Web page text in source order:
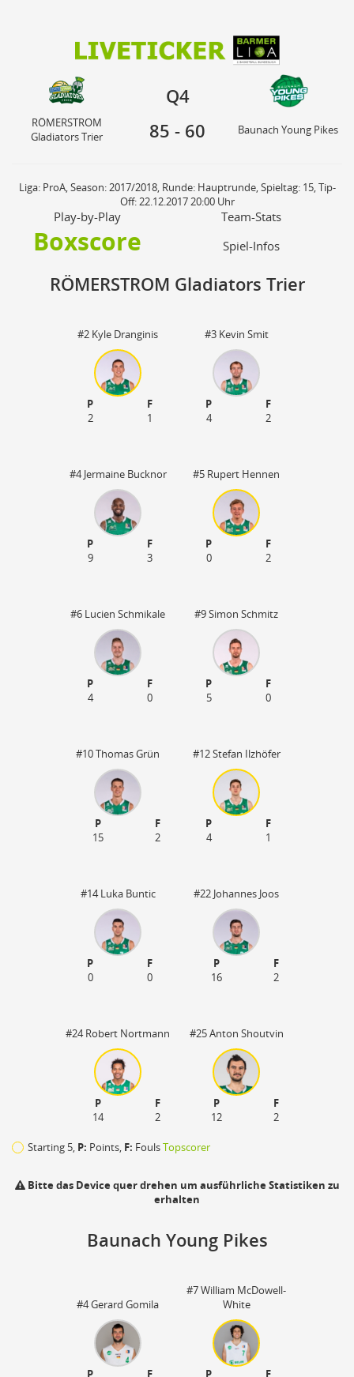
Gladiators Trier
Baunach Young Pikes
Q4
85 - 60
RÖMERSTROM
Gladiators Trier
Baunach Young Pikes
Liga: ProA, Season: 2017/2018, Runde: Hauptrunde, Spieltag: 15, Tip-
Off: 22.12.2017 20:00 Uhr
Play-by-Play Team-Stats
Boxscore Spiel-Infos
RÖMERSTROM Gladiators Trier
#2 Kyle Dranginis
P
F
2
1
#3 Kevin Smit
P
F
4
2
#4 Jermaine Bucknor
P
F
9
3
#5 Rupert Hennen
P
F
0
2
#6 Lucien Schmikale
P
F
4
0
#9 Simon Schmitz
P
F
5
0
#10 Thomas Grün
P
F
15
2
#12 Stefan Ilzhöfer
P
F
4
1
#14 Luka Buntic
P
F
0
0
#22 Johannes Joos
P
F
16
2
#24 Robert Nortmann
P
F
14
2
#25 Anton Shoutvin
P
F
12
2
Starting 5, P: Points, F: FoulsTopscorer
Bitte das Device quer drehen um ausführliche Statistiken zu
erhalten
Baunach Young Pikes
#4 Gerard Gomila
P
F
#7 William McDowell-
White
P
F